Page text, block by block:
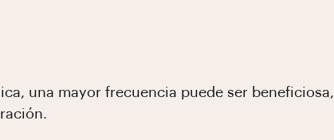
una mayor frecuencia puede ser beneficiosa,